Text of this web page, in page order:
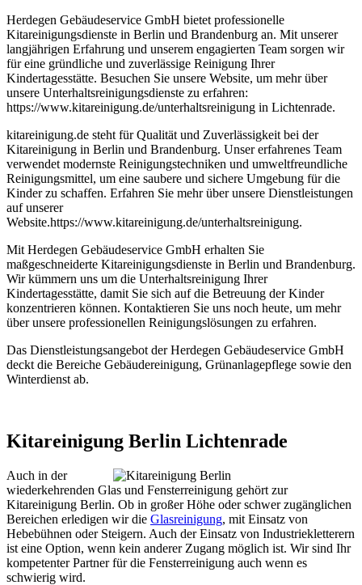
Herdegen Gebäudeservice GmbH bietet professionelle
Kitareinigungsdienste in Berlin und Brandenburg an. Mit unserer
langjährigen Erfahrung und unserem engagierten Team sorgen wir
für eine gründliche und zuverlässige Reinigung Ihrer
Kindertagesstätte. Besuchen Sie unsere Website, um mehr über
unsere Unterhaltsreinigungsdienste zu erfahren:
https://www.kitareinigung.de/unterhaltsreinigung in Lichtenrade.
kitareinigung.de steht für Qualität und Zuverlässigkeit bei der
Kitareinigung in Berlin und Brandenburg. Unser erfahrenes Team
verwendet modernste Reinigungstechniken und umweltfreundliche
Reinigungsmittel, um eine saubere und sichere Umgebung für die
Kinder zu schaffen. Erfahren Sie mehr über unsere Dienstleistungen
auf unserer
Website.https://www.kitareinigung.de/unterhaltsreinigung.
Mit Herdegen Gebäudeservice GmbH erhalten Sie
maßgeschneiderte Kitareinigungsdienste in Berlin und Brandenburg.
Wir kümmern uns um die Unterhaltsreinigung Ihrer
Kindertagesstätte, damit Sie sich auf die Betreuung der Kinder
konzentrieren können. Kontaktieren Sie uns noch heute, um mehr
über unsere professionellen Reinigungslösungen zu erfahren.
Das Dienstleistungsangebot der Herdegen Gebäudeservice GmbH
deckt die Bereiche Gebäudereinigung, Grünanlagepflege sowie den
Winterdienst ab.
Kitareinigung Berlin Lichtenrade
Auch in der
wiederkehrenden Glas und Fensterreinigung gehört zur
Kitareinigung Berlin. Ob in großer Höhe oder schwer zugänglichen
Bereichen erledigen wir die Glasreinigung, mit Einsatz von
Hebebühnen oder Steigern. Auch der Einsatz von Industriekletterern
ist eine Option, wenn kein anderer Zugang möglich ist. Wir sind Ihr
kompetenter Partner für die Fensterreinigung auch wenn es
schwierig wird.